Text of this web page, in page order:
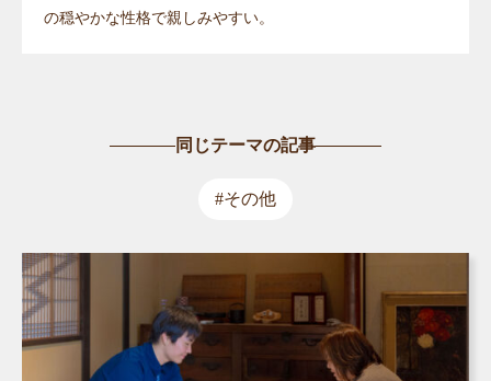
の穏やかな性格で親しみやすい。
同じテーマの記事
#その他